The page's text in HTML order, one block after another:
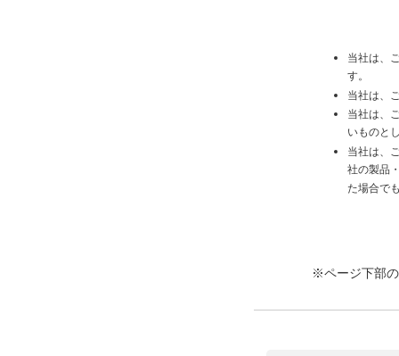
当社は、
す。
当社は、
当社は、
いものと
当社は、
社の製品
た場合で
※ページ下部